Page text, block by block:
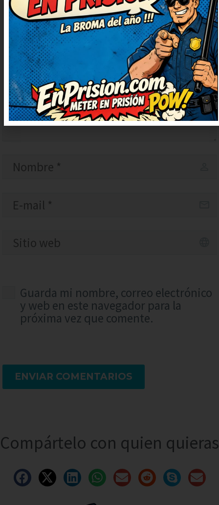
Guarda mi nombre, correo electrónico
y web en este navegador para la
próxima vez que comente.
ENVIAR COMENTARIOS
Compártelo con quien quieras